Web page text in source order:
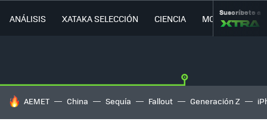
ANÁLISIS XATAKA SELECCIÓN CIENCIA MOVILIDAD
Suscríbete a
HOY SE HABLA DE
AEMET China Sequía Fallout Generación Z